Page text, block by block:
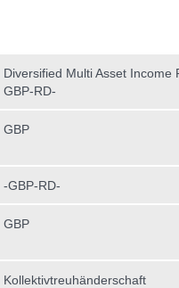
Diversified Multi Asset Income
GBP-RD-
GBP
-GBP-RD-
GBP
Kollektivtreuhän­derschaft